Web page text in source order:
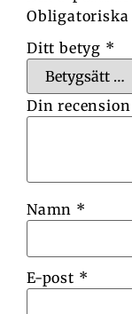
Ditt betyg *
Din recension
Namn *
E-post *